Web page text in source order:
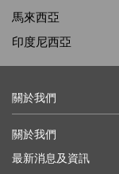
馬來西亞
印度尼西亞
關於我們
關於我們
最新消息及資訊